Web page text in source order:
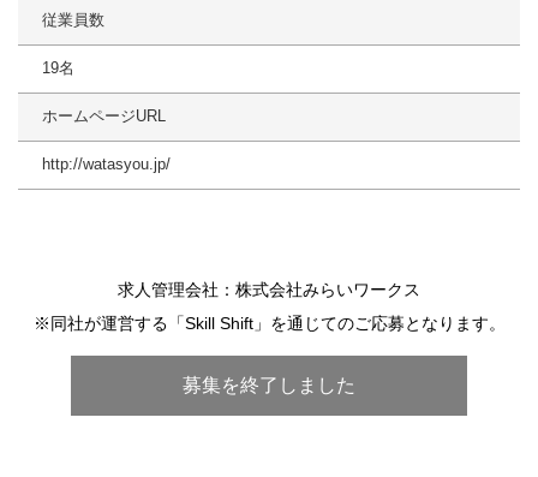
従業員数
19名
ホームページURL
http://watasyou.jp/
募集を終了しました
求人管理会社：株式会社みらいワークス
※同社が運営する「Skill Shift」を通じてのご応募となります。